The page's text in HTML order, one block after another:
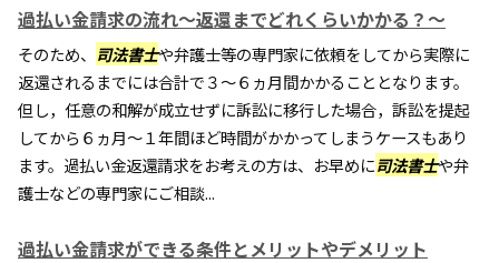
過払い金請求の流れ～返還までどれくらいかかる？～
そのため、 司法書士や弁護士等の専門家に依頼をしてから実際に
返還されるまでには合計で３～６ヵ月間かかることとなります。
但し，任意の和解が成立せずに訴訟に移行した場合，訴訟を提起
してから６ヵ月～１年間ほど時間がかかってしまうケースもあり
ます。過払い金返還請求をお考えの方は、お早めに司法書士や弁
護士などの専門家にご相談...
過払い金請求ができる条件とメリットやデメリット